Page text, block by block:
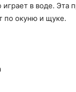
играет в воде. Эта
по окуню и щуке.